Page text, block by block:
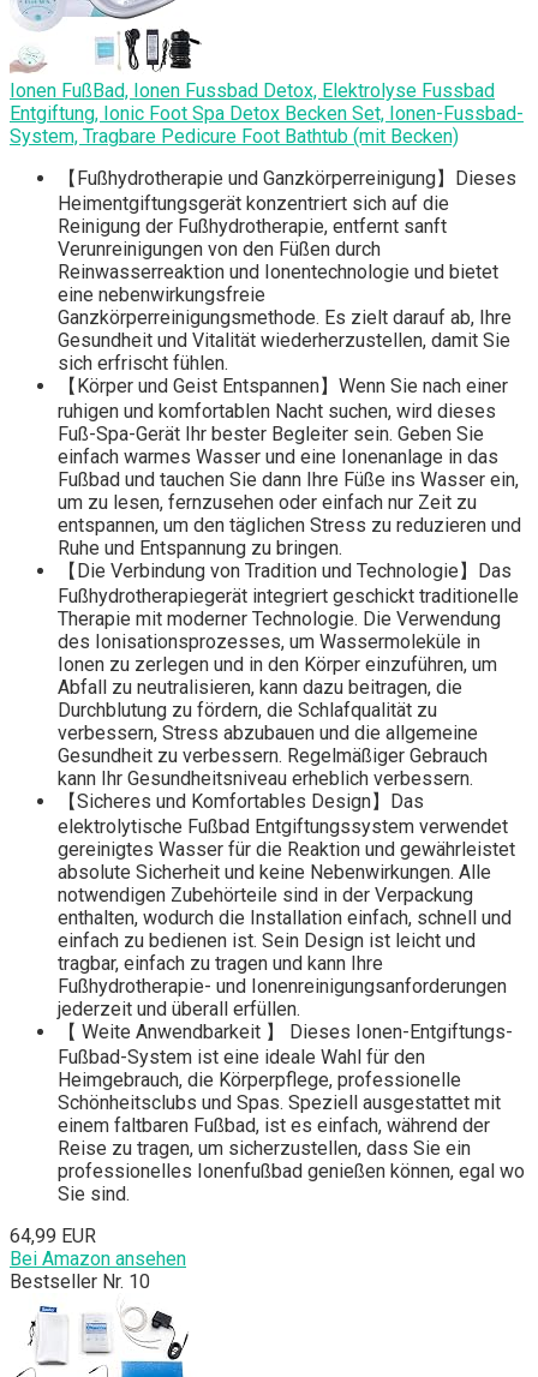
Ionen FußBad, Ionen Fussbad Detox, Elektrolyse Fussbad
Entgiftung, Ionic Foot Spa Detox Becken Set, Ionen-Fussbad-
System, Tragbare Pedicure Foot Bathtub (mit Becken)
【Fußhydrotherapie und Ganzkörperreinigung】Dieses
Heimentgiftungsgerät konzentriert sich auf die
Reinigung der Fußhydrotherapie, entfernt sanft
Verunreinigungen von den Füßen durch
Reinwasserreaktion und Ionentechnologie und bietet
eine nebenwirkungsfreie
Ganzkörperreinigungsmethode. Es zielt darauf ab, Ihre
Gesundheit und Vitalität wiederherzustellen, damit Sie
sich erfrischt fühlen.
【Körper und Geist Entspannen】Wenn Sie nach einer
ruhigen und komfortablen Nacht suchen, wird dieses
Fuß-Spa-Gerät Ihr bester Begleiter sein. Geben Sie
einfach warmes Wasser und eine Ionenanlage in das
Fußbad und tauchen Sie dann Ihre Füße ins Wasser ein,
um zu lesen, fernzusehen oder einfach nur Zeit zu
entspannen, um den täglichen Stress zu reduzieren und
Ruhe und Entspannung zu bringen.
【Die Verbindung von Tradition und Technologie】Das
Fußhydrotherapiegerät integriert geschickt traditionelle
Therapie mit moderner Technologie. Die Verwendung
des Ionisationsprozesses, um Wassermoleküle in
Ionen zu zerlegen und in den Körper einzuführen, um
Abfall zu neutralisieren, kann dazu beitragen, die
Durchblutung zu fördern, die Schlafqualität zu
verbessern, Stress abzubauen und die allgemeine
Gesundheit zu verbessern. Regelmäßiger Gebrauch
kann Ihr Gesundheitsniveau erheblich verbessern.
【Sicheres und Komfortables Design】Das
elektrolytische Fußbad Entgiftungssystem verwendet
gereinigtes Wasser für die Reaktion und gewährleistet
absolute Sicherheit und keine Nebenwirkungen. Alle
notwendigen Zubehörteile sind in der Verpackung
enthalten, wodurch die Installation einfach, schnell und
einfach zu bedienen ist. Sein Design ist leicht und
tragbar, einfach zu tragen und kann Ihre
Fußhydrotherapie- und Ionenreinigungsanforderungen
jederzeit und überall erfüllen.
【 Weite Anwendbarkeit 】 Dieses Ionen-Entgiftungs-
Fußbad-System ist eine ideale Wahl für den
Heimgebrauch, die Körperpflege, professionelle
Schönheitsclubs und Spas. Speziell ausgestattet mit
einem faltbaren Fußbad, ist es einfach, während der
Reise zu tragen, um sicherzustellen, dass Sie ein
professionelles Ionenfußbad genießen können, egal wo
Sie sind.
64,99 EUR
Bei Amazon ansehen
Bestseller Nr. 10